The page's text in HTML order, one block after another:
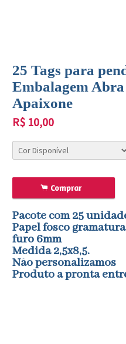
25 Tags para
Embalagem Abra
Apaixone
R$ 10,00
. Comprar
Pacote com 25
Papel fosco
furo 6mm
Medida 2,5x8,5.
Não personalizamos
Produto a pronta